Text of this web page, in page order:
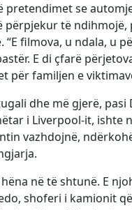
se
përpjekur të
filmova, u ndala, u
E di çfarë
për familjen e
dhe më gjerë, pasi
i Liverpool-it, ishte
vazhdojnë,
në të shtunë. E
shoferi i kamionit